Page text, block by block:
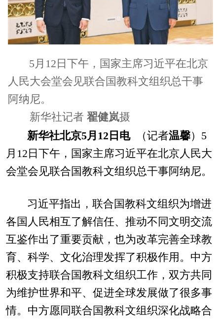
5月12日下午，国家主席习近平在北京
人民大会堂会见联合国教科文组织总干事
阿纳尼。
新华社记者 翟健岚摄
新华社北京5月12日电（记者温馨）5
月12日下午，国家主席习近平在北京人民大
会堂会见联合国教科文组织总干事阿纳尼。
习近平指出，联合国教科文组织为增进
各国人民相互了解信任、推动不同文明交流
互鉴作出了重要贡献，也为改革完善全球教
育、科学、文化治理发挥了积极作用。中方
积极支持联合国教科文组织工作，双方共同
为维护世界和平、促进全球发展做了很多事
情。中方愿同联合国教科文组织深化战略合